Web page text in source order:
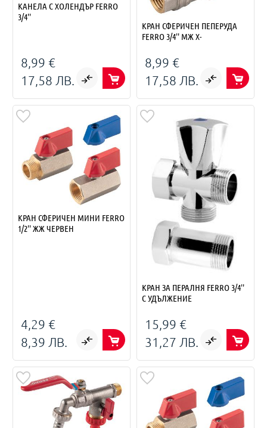
КАНЕЛА С ХОЛЕНДЪР FERRO
3/4''
8,99 €
17,58 ЛВ.
КРАН СФЕРИЧЕН ПЕПЕРУДА
FERRO 3/4'' МЖ Х-
8,99 €
17,58 ЛВ.
КРАН СФЕРИЧЕН МИНИ FERRO
1/2'' ЖЖ ЧЕРВЕН
4,29 €
8,39 ЛВ.
КРАН ЗА ПЕРАЛНЯ FERRO 3/4''
С УДЪЛЖЕНИЕ
15,99 €
31,27 ЛВ.